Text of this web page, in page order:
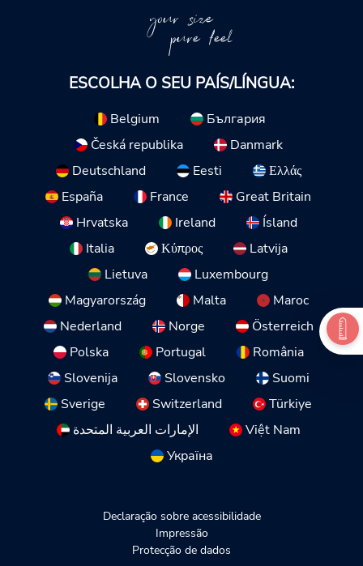
your size
pure feel
ESCOLHA O SEU PAÍS/LÍNGUA:
Belgium
България
Česká republika
Danmark
Deutschland
Eesti
Ελλάς
España
France
Great Britain
Hrvatska
Ireland
Ísland
Italia
Κύπρος
Latvija
Lietuva
Luxembourg
Magyarország
Malta
Maroc
Nederland
Norge
Österreich
Polska
Portugal
România
Slovenija
Slovensko
Suomi
Sverige
Switzerland
Türkiye
الإمارات العربية المتحدة
Việt Nam
Україна
Declaração sobre acessibilidade
Impressão
Protecção de dados